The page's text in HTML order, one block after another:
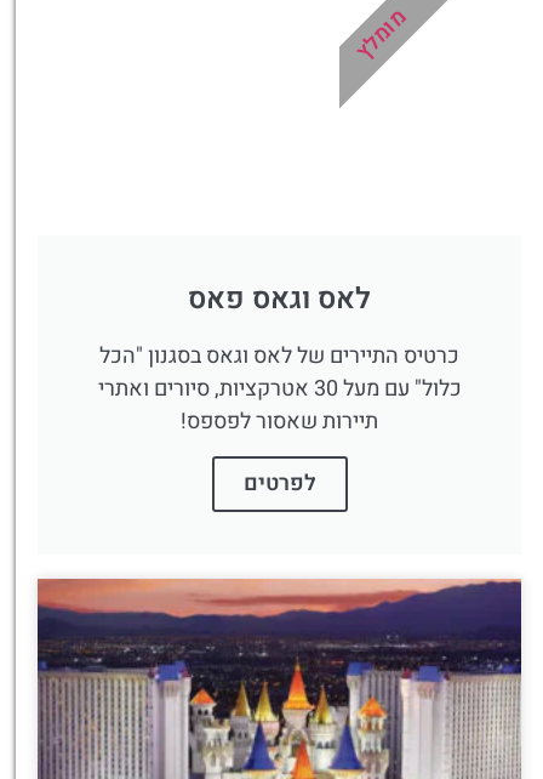
לאס וגאס פאס
כרטיס התיירים של לאס וגאס בסגנון "הכל
כלול" עם מעל 30 אטרקציות, סיורים ואתרי
תיירות שאסור לפספס!
לפרטים
מומלץ